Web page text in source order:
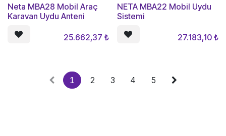
Neta MBA28 Mobil Araç
Karavan Uydu Anteni
25.662,37 ₺
NETA MBA22 Mobil Uydu
Sistemi
27.183,10₺
1 2 3 4 5